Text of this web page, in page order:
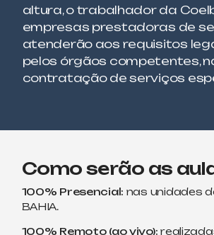
altura, o trabalhador da
empresas prestadoras de
atenderão aos requisitos
pelos órgãos competentes,
contratação de serviços
Como serão as
100% Presencial: nas unidades
BAHIA.
100% Remoto (ao vivo):